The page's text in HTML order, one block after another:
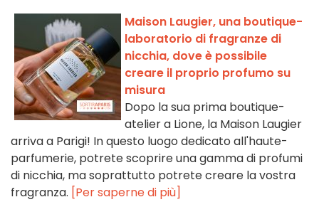
Maison Laugier, una boutique-
laboratorio di fragranze di
nicchia, dove è possibile
creare il proprio profumo su
misura
Dopo la sua prima boutique-
atelier a Lione, la Maison Laugier
arriva a Parigi! In questo luogo dedicato all'haute-
parfumerie, potrete scoprire una gamma di profumi
di nicchia, ma soprattutto potrete creare la vostra
fragranza. [Per saperne di più]